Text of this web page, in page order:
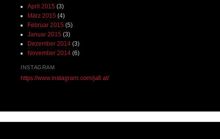
April 2015 (3)
März 2015 (4)
Februar 2015 (5)
Januar 2015 (3)
Dezember 2014(3)
November 2014(6)
INSTAGRAM
https://www.instagram.com/jafi.at/